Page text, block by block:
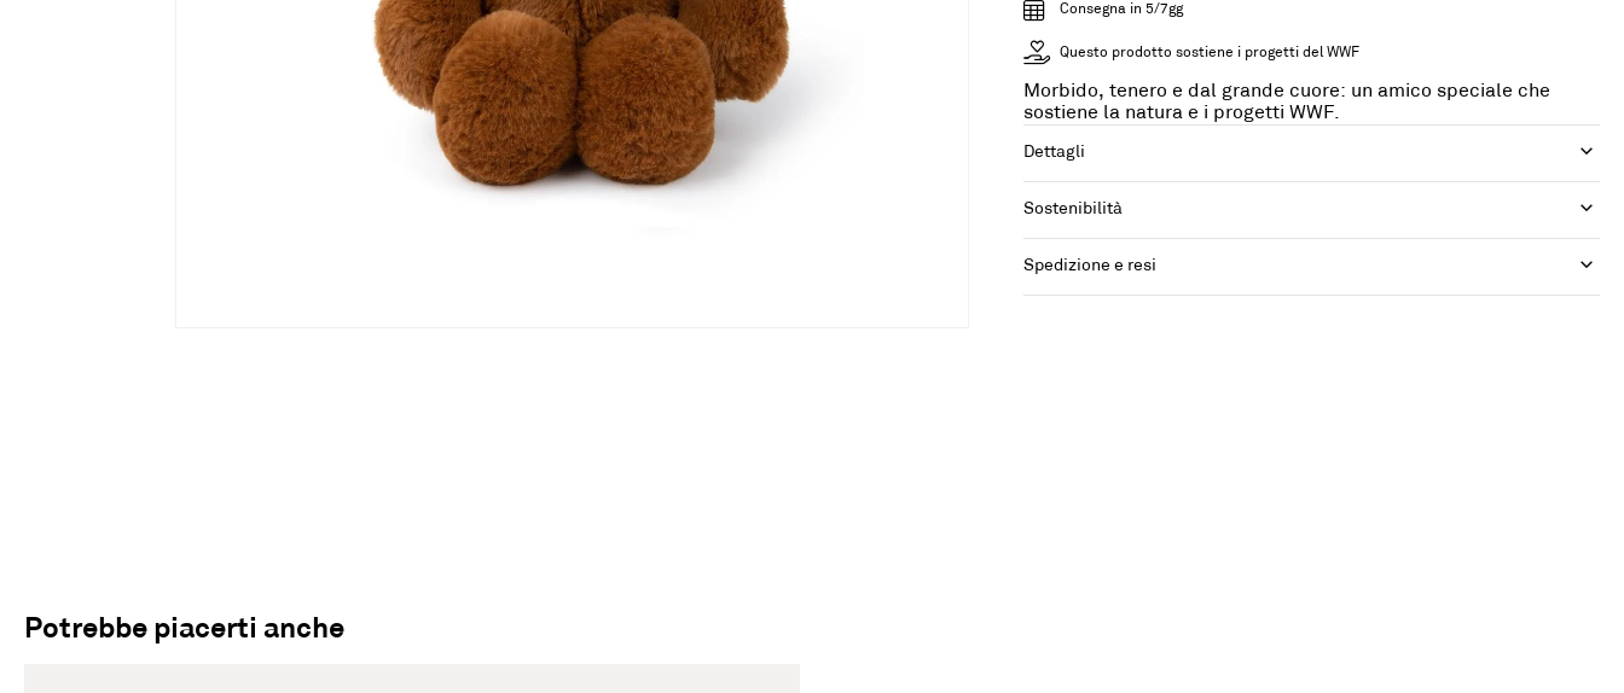
Consegna in 5/7gg
Questo prodotto sostiene i progetti del WWF
Morbido, tenero e dal grande cuore: un amico speciale che
sostiene la natura e i progetti WWF.
Dettagli
Sostenibilità
Spedizione e resi
Potrebbe piacerti anche